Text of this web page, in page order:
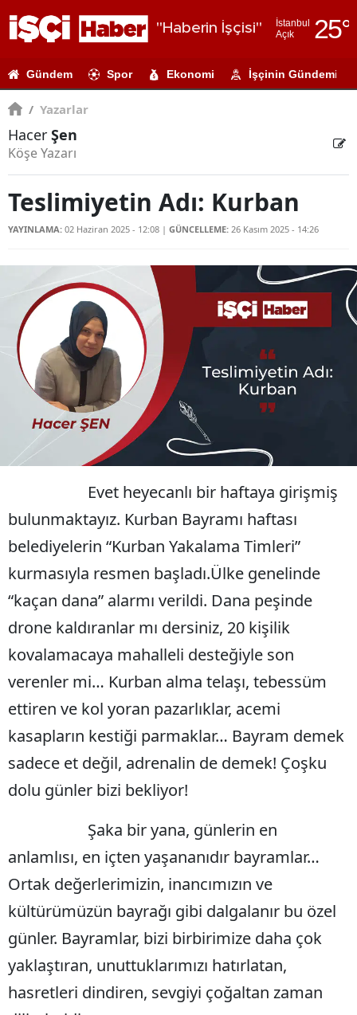
"Haberin İşçisi"
İstanbul
Açık
25°
Adıyaman
Amasya
Ankara
Artvin
Aydın
Bilecik
Burdur
Bursa
Çanakkale
Çankırı
Edirne
Elazığ
Eskişehir
Giresun
Hakkari
Gündem Spor Ekonomi İşçinin Gündemi
/ Yazarlar
Hacer Şen
Köşe Yazarı
Teslimiyetin Adı: Kurban
YAYINLAMA: 02 Haziran 2025 - 12:08 | GÜNCELLEME: 26 Kasım 2025 - 14:26
Evet heyecanlı bir haftaya girişmiş
bulunmaktayız. Kurban Bayramı haftası
belediyelerin “Kurban Yakalama Timleri”
kurmasıyla resmen başladı.Ülke genelinde
“kaçan dana” alarmı verildi. Dana peşinde
drone kaldıranlar mı dersiniz, 20 kişilik
kovalamacaya mahalleli desteğiyle son
verenler mi… Kurban alma telaşı, tebessüm
ettiren ve kol yoran pazarlıklar, acemi
kasapların kestiği parmaklar… Bayram demek
sadece et değil, adrenalin de demek! Çoşku
dolu günler bizi bekliyor!
Şaka bir yana, günlerin en
anlamlısı, en içten yaşananıdır bayramlar…
Ortak değerlerimizin, inancımızın ve
kültürümüzün bayrağı gibi dalgalanır bu özel
günler. Bayramlar, bizi birbirimize daha çok
yaklaştıran, unuttuklarımızı hatırlatan,
hasretleri dindiren, sevgiyi çoğaltan zaman